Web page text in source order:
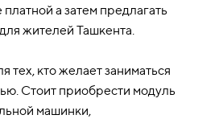
а затем предлагать
жителей Ташкента.
тех, кто желает заниматься
Стоит приобрести модуль
машинки,